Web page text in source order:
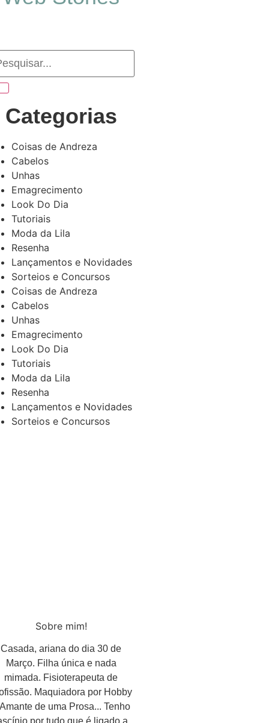
Categorias
Coisas de Andreza
Cabelos
Unhas
Emagrecimento
Look Do Dia
Tutoriais
Moda da Lila
Resenha
Lançamentos e Novidades
Sorteios e Concursos
Coisas de Andreza
Cabelos
Unhas
Emagrecimento
Look Do Dia
Tutoriais
Moda da Lila
Resenha
Lançamentos e Novidades
Sorteios e Concursos
Sobre mim!
Casada, ariana do dia 30 de
Março. Filha única e nada
mimada. Fisioterapeuta de
Maquiadora por Hobby
de uma Prosa... Tenho
por tudo que é ligado a